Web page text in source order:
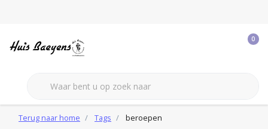
0
Terug naar home Tags beroepen